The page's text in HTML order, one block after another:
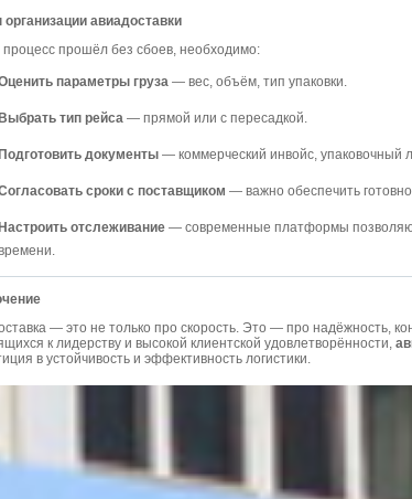
авиадоставки
прошёл без сбоев, необходимо:
параметры груза — вес, объём, тип упаковки.
Выбрать тип рейса — прямой или с пересадкой.
Подготовить документы — коммерческий инвойс, упаковочный
сроки с поставщиком — важно обеспечить
Настроить отслеживание — современные платформы
— это не только про скорость. Это — про надёжность,
к лидерству и высокой клиентской удовлетворённости,
в устойчивость и эффективность логистики.